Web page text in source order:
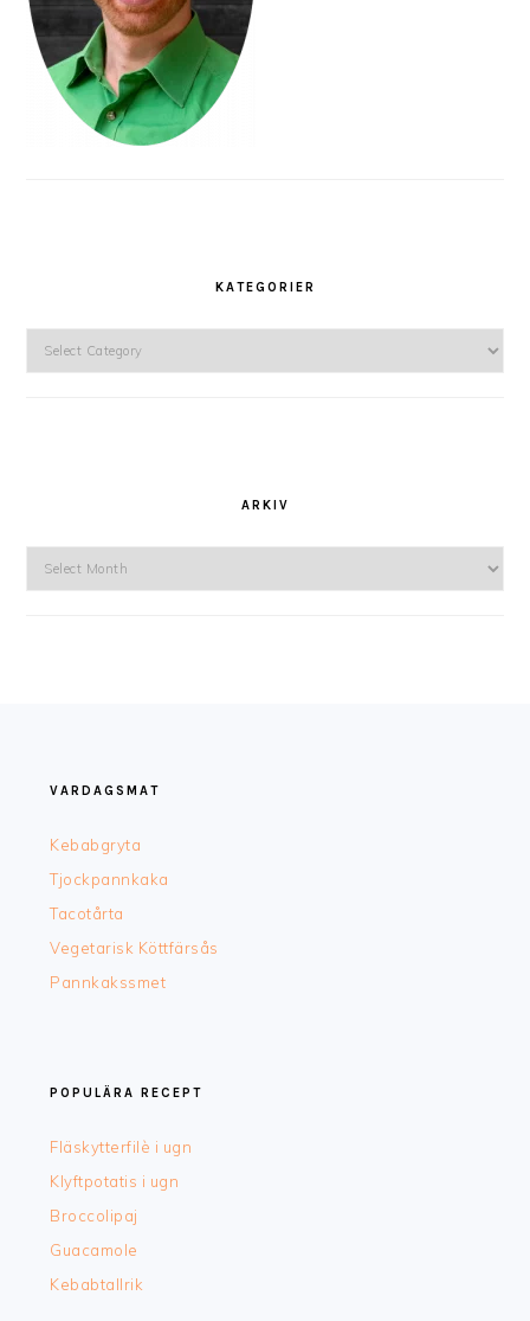
KATEGORIER
ARKIV
VARDAGSMAT
Kebabgryta
Tjockpannkaka
Tacotårta
Vegetarisk Köttfärsås
Pannkakssmet
POPULÄRA RECEPT
Fläskytterfilè i ugn
Klyftpotatis i ugn
Broccolipaj
Guacamole
Kebabtallrik